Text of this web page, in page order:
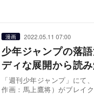
漫画 2022.05.11 07:00
少年ジャンプの落
ディな展開から読
「週刊少年ジャンプ」にて
作画：馬上鷹将）がブレイ